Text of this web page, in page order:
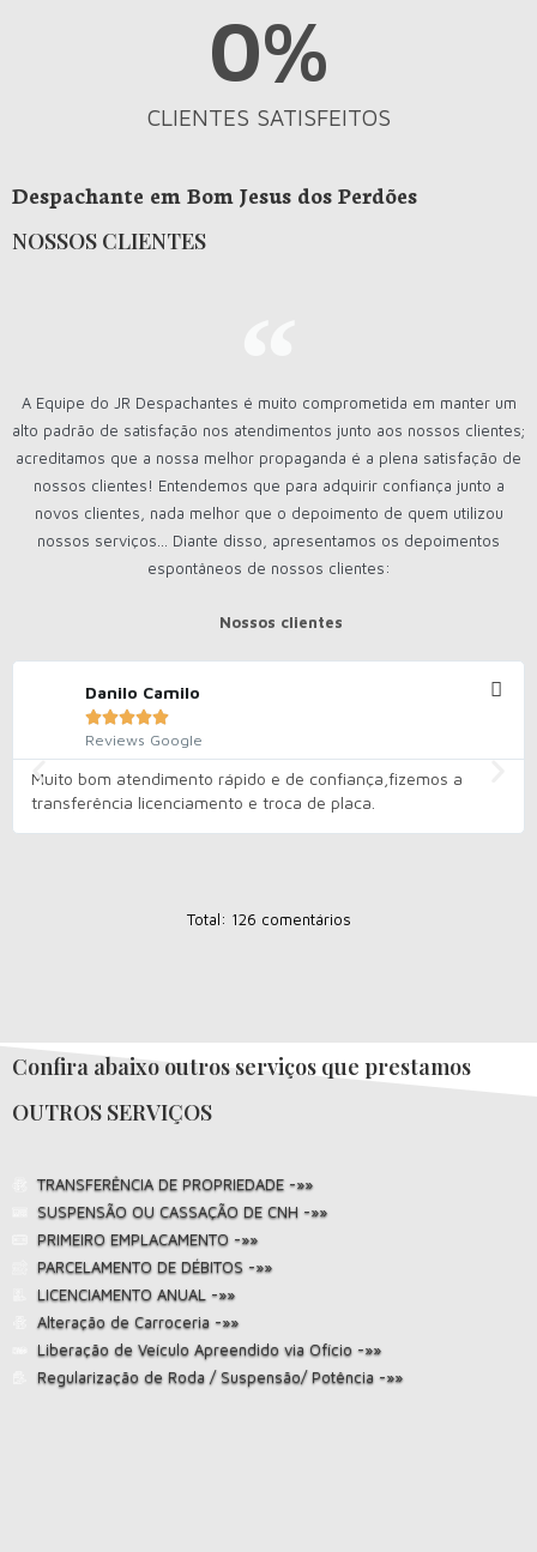
CLIENTES SATISFEITOS
0%
Despachante em Bom Jesus dos Perdões
NOSSOS CLIENTES
A Equipe do JR Despachantes é muito comprometida em manter um
alto padrão de satisfação nos atendimentos junto aos nossos clientes;
acreditamos que a nossa melhor propaganda é a plena satisfação de
nossos clientes! Entendemos que para adquirir confiança junto a
novos clientes, nada melhor que o depoimento de quem utilizou
nossos serviços... Diante disso, apresentamos os depoimentos
espontâneos de nossos clientes:
Nossos clientes
Danilo Camilo

Reviews Google
Muito bom atendimento rápido e de confiança,fizemos a
transferência licenciamento e troca de placa.
Total: 126 comentários
Confira abaixo outros serviços que prestamos
OUTROS SERVIÇOS
TRANSFERÊNCIA DE PROPRIEDADE -»»
SUSPENSÃO OU CASSAÇÃO DE CNH -»»
PRIMEIRO EMPLACAMENTO -»»
PARCELAMENTO DE DÉBITOS -»»
LICENCIAMENTO ANUAL -»»
Alteração de Carroceria -»»
Liberação de Veículo Apreendido via Ofício -»»
Regularização de Roda / Suspensão/ Potência -»»